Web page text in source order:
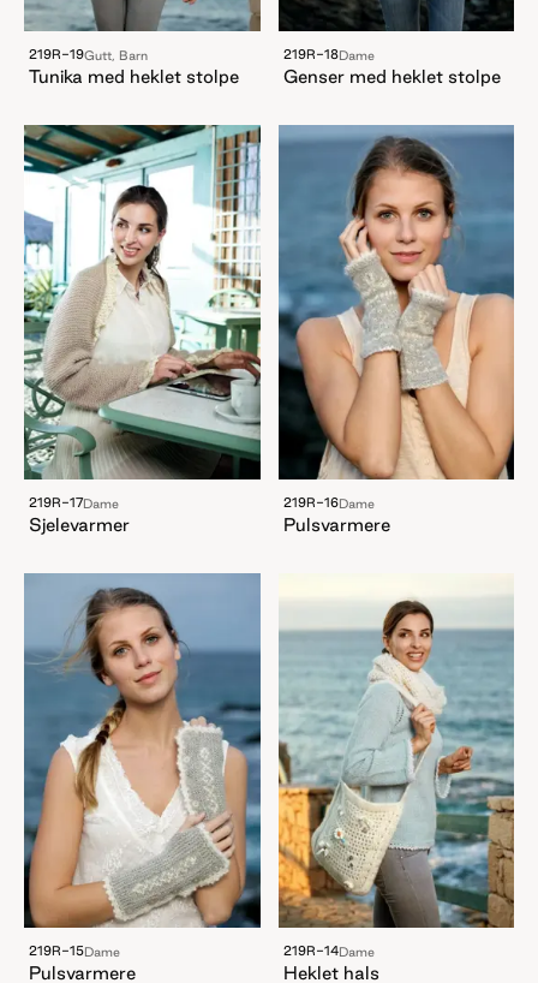
219R-19Gutt, Barn
Tunika med heklet stolpe
219R-18Dame
Genser med heklet stolpe
219R-17Dame
Sjelevarmer
219R-16Dame
Pulsvarmere
219R-15Dame
Pulsvarmere
219R-14Dame
Heklet hals